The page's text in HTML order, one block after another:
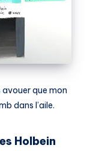
avouer que mon
dans l’aile.
Holbein